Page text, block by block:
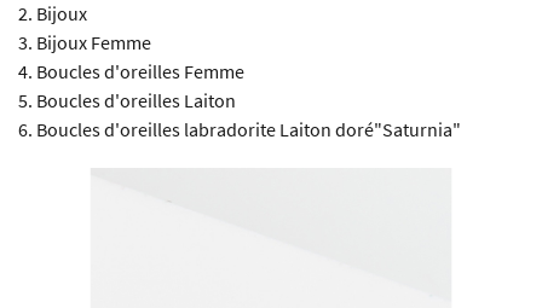
Bijoux
Bijoux Femme
Boucles d'oreilles Femme
Boucles d'oreilles Laiton
Boucles d'oreilles labradorite Laiton doré"Saturnia"